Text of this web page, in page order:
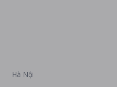
Hà Nội